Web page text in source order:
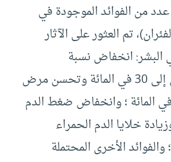
من الفوائد الموجودة في
تم العثور على الآثار
البشر: انخفاض نسبة
الكوليسترول تصل إلى 30 في المائة وتحسن مرض
بنسبة 20 في المائة ؛ وانخفاض ضغط الدم
خلايا الدم الحمراء
الأخرى المحتملة